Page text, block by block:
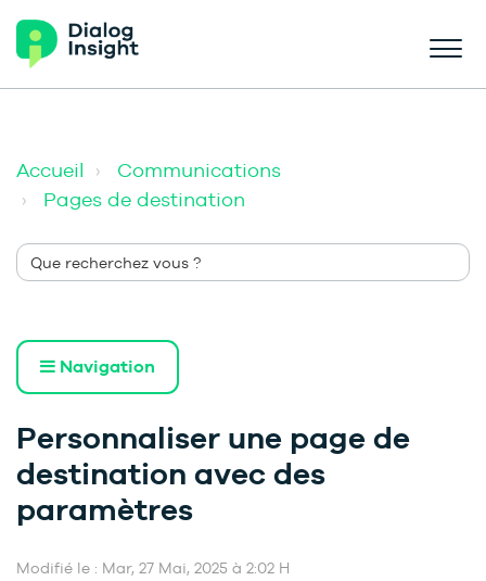
Accueil
Communications
Pages de destination
Navigation
Personnaliser une page de
destination avec des
paramètres
Modifié le : Mar, 27 Mai, 2025 à 2:02 H